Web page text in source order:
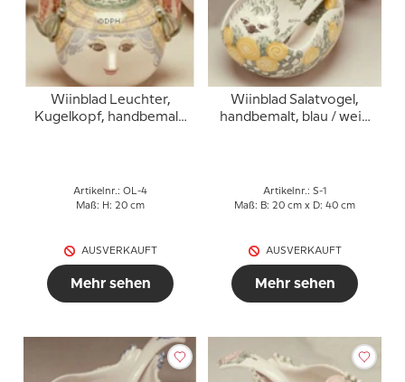
Wiinblad Leuchter,
Kugelkopf, handbemalt,
Artikelnr.: OL-4
Maß: H: 20 cm
AUSVERKAUFT
Mehr sehen
Wiinblad Salatvogel,
handbemalt, blau / weiß
Artikelnr.: S-1
Maß: B: 20 cm x D: 40 cm
AUSVERKAUFT
Mehr sehen